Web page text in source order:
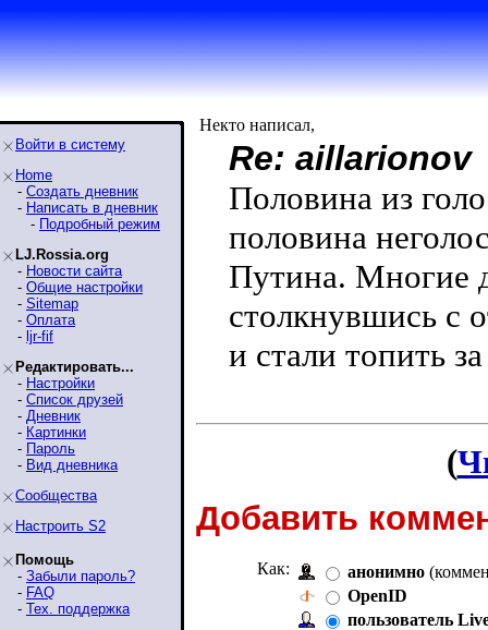
Войти в систему
Home
- Создать дневник
- Написать в дневник
- Подробный режим
LJ.Rossia.org
- Новости сайта
- Общие настройки
- Sitemap
- Оплата
- ljr-fif
Редактировать...
- Настройки
- Список друзей
- Дневник
- Картинки
- Пароль
- Вид дневника
Сообщества
Настроить S2
Помощь
- Забыли пароль?
- FAQ
- Тех. поддержка
Некто написал,
Re: aillarionov
Половина из
половина
Путина. Многие
столкнувшись с
и стали топить
(
Добавить
Как: анонимно
OpenID
пользователь